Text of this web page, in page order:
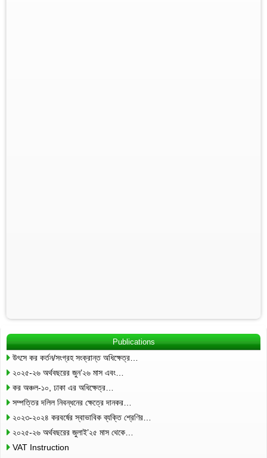
Publications
উৎসে কর কর্তন/সংগ্রহ সংক্রান্ত অধিক্ষেত্র…
২০২৫-২৬ অর্থবছরের জুন’২৬ মাস এবং…
কর অঞ্চল-১০, ঢাকা এর অধিক্ষেত্র…
সম্পত্তির দলিল নিবন্ধনের ক্ষেত্রে দানকর…
২০২৩-২০২৪ করবর্ষের স্বাভাবিক ব্যক্তি শ্রেণির…
২০২৫-২৬ অর্থবছরের জুলাই’২৫ মাস থেকে…
VAT Instruction